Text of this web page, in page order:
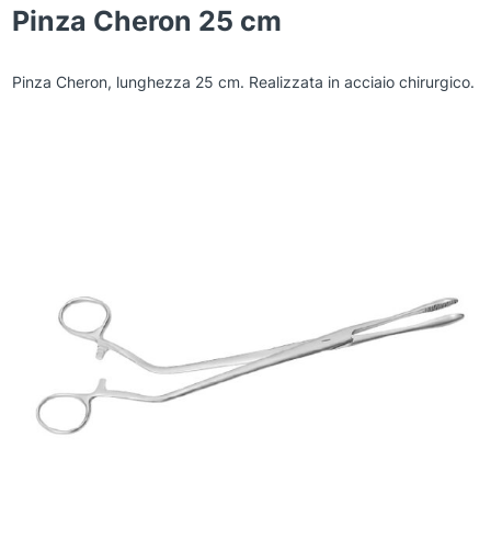
Pinza Cheron 25 cm
Pinza Cheron, lunghezza 25 cm. Realizzata in acciaio chirurgico.